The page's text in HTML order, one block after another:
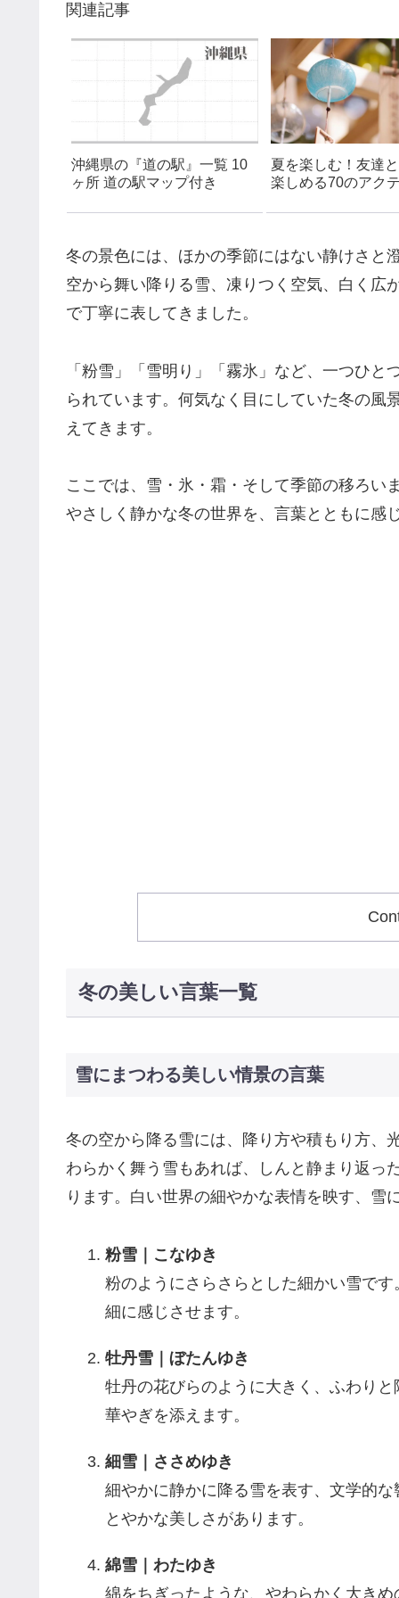
関連記事
沖縄県の『道の駅』一覧 10
ヶ所 道の駅マップ付き
夏を楽しむ！友達
楽しめる70のアク
冬の景色には、ほかの季節にはない静けさと
空から舞い降りる雪、凍りつく空気、白く広
で丁寧に表してきました。
「粉雪」「雪明り」「霧氷」など、一つひ
られています。何気なく目にしていた冬の風
えてきます。
ここでは、雪・氷・霜・そして季節の移ろい
やさしく静かな冬の世界を、言葉とともに感
冬の美しい言葉一覧
雪にまつわる美しい情景の言葉
冬の空から降る雪には、降り方や積もり方、
わらかく舞う雪もあれば、しんと静まり返っ
ります。白い世界の細やかな表情を映す、雪
粉雪｜こなゆき
粉のようにさらさらとした細かい雪で
細に感じさせます。
牡丹雪｜ぼたんゆき
牡丹の花びらのように大きく、ふわり
華やぎを添えます。
細雪｜ささめゆき
細やかに静かに降る雪を表す、文学的
とやかな美しさがあります。
綿雪｜わたゆき
綿をちぎったような、やわらかく大き